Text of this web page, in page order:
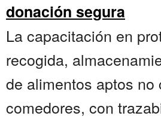
donación segura
La capacitación en
recogida,
de alimentos aptos no
comedores, con